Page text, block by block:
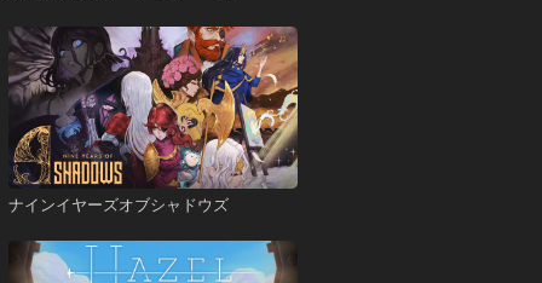
ナインイヤーズオブシャドウズ